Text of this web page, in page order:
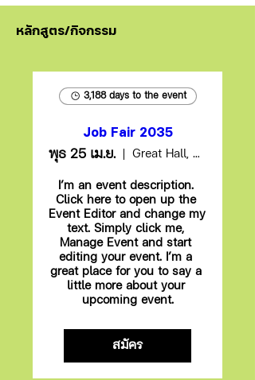
หลักสูตร/กิจกรรม
3,188 days to the event
Job Fair 2035
พุธ 25 เม.ย. Great Hall, Brockway Community College
I’m an event description.
Click here to open up the
Event Editor and change my
text. Simply click me,
Manage Event and start
editing your event. I’m a
great place for you to say a
little more about your
upcoming event.
สมัคร